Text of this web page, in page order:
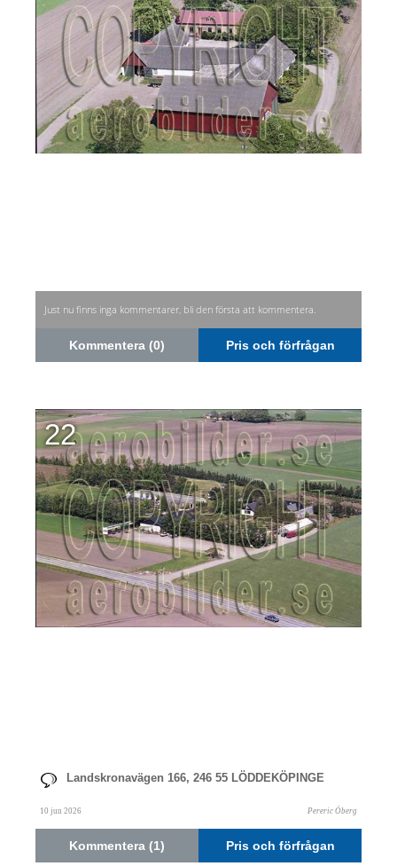
Just nu finns inga kommentarer, bli den första att kommentera.
Kommentera (0) Pris och förfrågan
22
Landskronavägen 166, 246 55 LÖDDEKÖPINGE
10 jun 2026 Pereric Öberg
Kommentera (1) Pris och förfrågan